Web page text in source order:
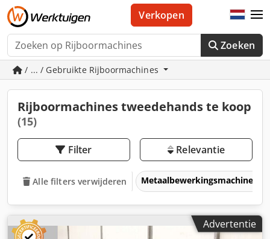
Zoeken
Verkopen
/ ... / Gebruikte Rijboormachines
Rijboormachines tweedehands te koop
(15)
Filter Relevantie
Alle filters verwijderen Metaalbewerkingsmachines
Advertentie